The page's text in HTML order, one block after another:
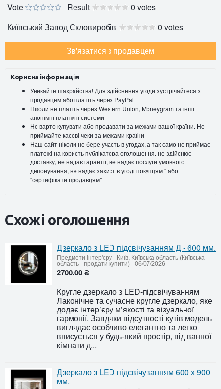
Vote
Result
0 votes
Київський Завод Скловиробів
0 votes
Зв'язатися з продавцем
Корисна інформація
Уникайте шахрайства! Для здійснення угоди зустрічайтеся з
продавцем або платіть через PayPal
Ніколи не платіть через Western Union, Moneygram та інші
анонімні платіжні системи
Не варто купувати або продавати за межами вашої країни. Не
приймайте касові чеки за межами країни
Наш сайт ніколи не бере участь в угодах, а так само не приймає
платежі на користь публікатора оголошення, не здійснює
доставку, не надає гарантії, не надає послуги умовного
депонування, не надає захист в угоді покупцям " або
"сертифікати продавцям"
Схожі оголошення
Дзеркало з LED підсвічуванням Д - 600 мм.
Предмети інтер'єру- Київ, Київська область (Київська
область - продати купити)-06/07/2026
2700.00 ₴
Кругле дзеркало з LED-підсвічуванням
Лаконічне та сучасне кругле дзеркало, яке
додає інтер’єру м’якості та візуальної
гармонії. Завдяки відсутності кутів модель
виглядає особливо елегантно та легко
вписується у будь-який простір, від ванної
кімнати д...
Дзеркало з LED підсвічуванням 600 х 900
мм.